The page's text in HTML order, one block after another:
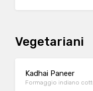
Vegetariani
Kadhai Paneer
Formaggio indiano